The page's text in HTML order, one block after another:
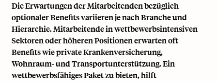
Die Erwartungen der Mitarbeitenden bezüglich
optionaler Benefits variieren je nach Branche und
Hierarchie. Mitarbeitende in wettbewerbsintensiven
Sektoren oder höheren Positionen erwarten oft
Benefits wie private Krankenversicherung,
Wohnraum- und Transportunterstützung. Ein
wettbewerbsfähiges Paket zu bieten, hilft